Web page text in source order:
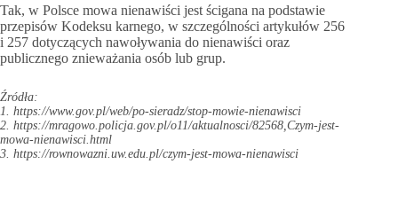
Tak, w Polsce mowa nienawiści jest ścigana na podstawie
przepisów Kodeksu karnego, w szczególności artykułów 256
i 257 dotyczących nawoływania do nienawiści oraz
publicznego znieważania osób lub grup.
Źródła:
1. https://www.gov.pl/web/po-sieradz/stop-mowie-nienawisci
2. https://mragowo.policja.gov.pl/o11/aktualnosci/82568,Czym-jest-
mowa-nienawisci.html
3. https://rownowazni.uw.edu.pl/czym-jest-mowa-nienawisci